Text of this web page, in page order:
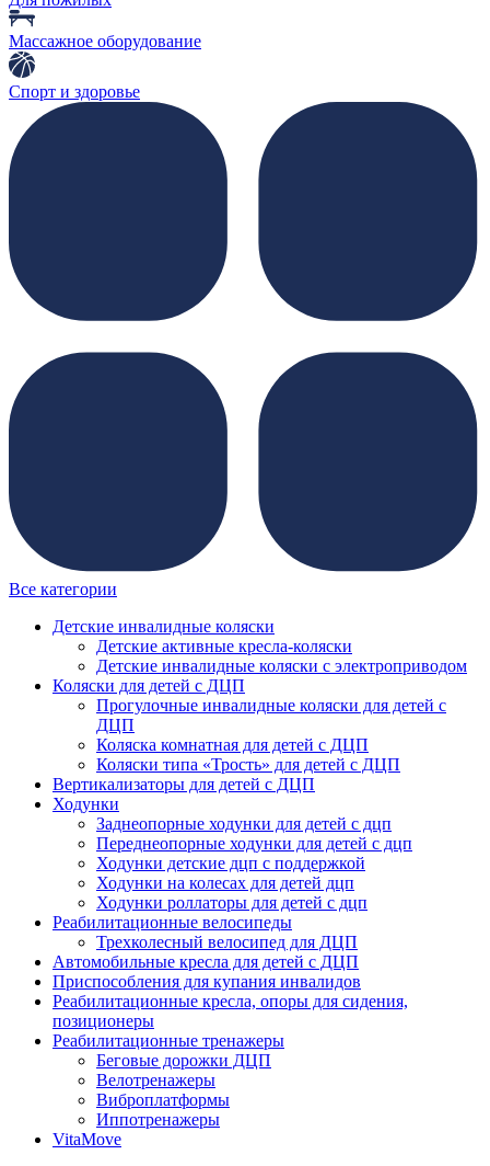
Массажное оборудование
Спорт и здоровье
Все категории
Детские инвалидные коляски
Детские активные кресла-коляски
Детские инвалидные коляски с электроприводом
Коляски для детей с ДЦП
Прогулочные инвалидные коляски для детей с
ДЦП
Коляска комнатная для детей с ДЦП
Коляски типа «Трость» для детей с ДЦП
Вертикализаторы для детей с ДЦП
Ходунки
Заднеопорные ходунки для детей с дцп
Переднеопорные ходунки для детей с дцп
Ходунки детские дцп с поддержкой
Ходунки на колесах для детей дцп
Ходунки роллаторы для детей с дцп
Реабилитационные велосипеды
Трехколесный велосипед для ДЦП
Автомобильные кресла для детей с ДЦП
Приспособления для купания инвалидов
Реабилитационные кресла, опоры для сидения,
позиционеры
Реабилитационные тренажеры
Беговые дорожки ДЦП
Велотренажеры
Виброплатформы
Иппотренажеры
VitaMove